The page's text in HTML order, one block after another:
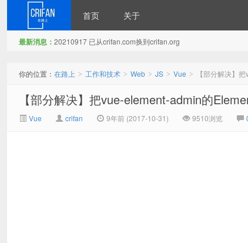
首页 关于
最新消息： 20210917 已从crifan.com换到crifan.org
你的位置： 在路上 > 工作和技术 > Web > JS > Vue > 【部分解决】
【部分解决】把vue-element-admin的
Vue crifan 9年前 (2017-10-31) 9510浏览